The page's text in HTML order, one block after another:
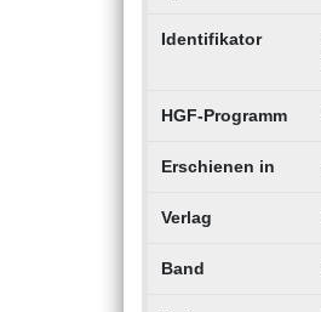
Identifikator
HGF-Programm
Erschienen in
Verlag
Band